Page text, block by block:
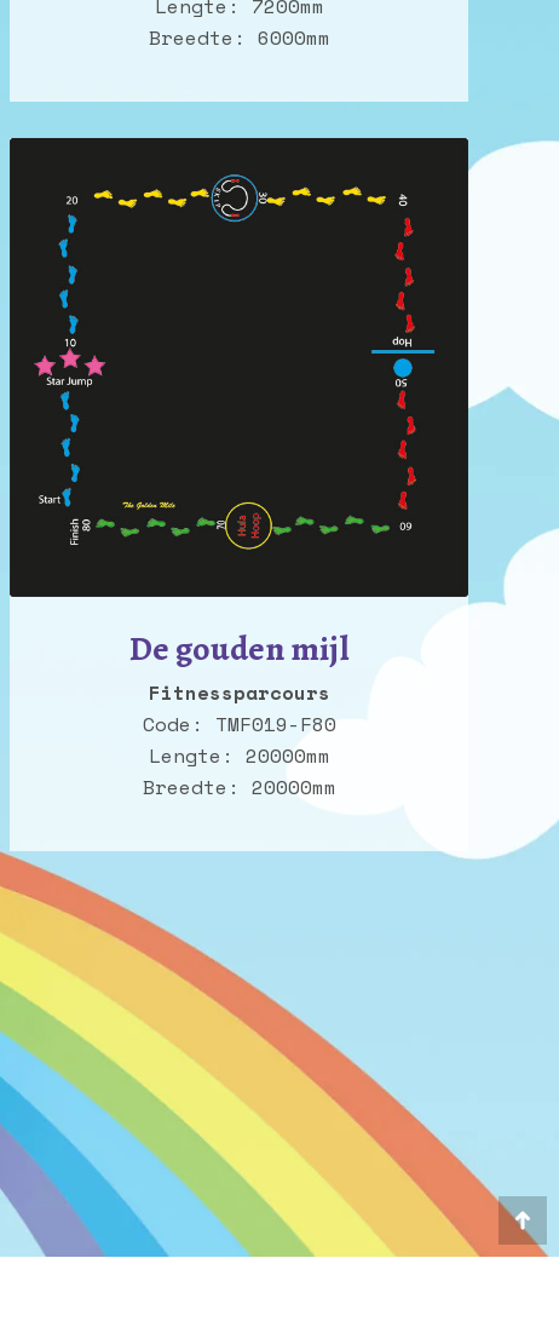
Lengte: 7200mm
Breedte: 6000mm
De gouden mijl
Fitnessparcours
Code: TMF019-F80
Lengte: 20000mm
Breedte: 20000mm
Go